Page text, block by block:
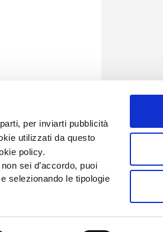
per inviarti pubblicità
utilizzati da questo
policy.
sei d’accordo, puoi
selezionando le tipologie
PUBBLICITÀ
Tel + 39.045.8057523
pubblicita@informatoreagrario.it